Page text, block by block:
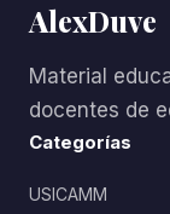
AlexDuve
Material
docentes de
Categorías
USICAMM